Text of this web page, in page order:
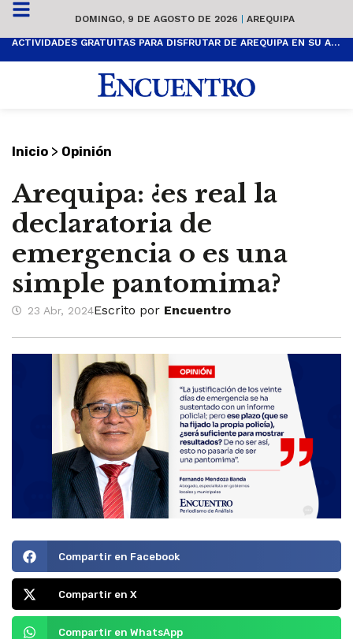
DOMINGO, 9 DE AGOSTO DE 2026 | AREQUIPA
ACTIVIDADES GRATUITAS PARA DISFRUTAR DE AREQUIPA EN SU ANIVERSARIO
Inicio > Opinión
Arequipa: ¿es real la
declaratoria de
emergencia o es una
simple pantomima?
23 Abr, 2024Escrito por Encuentro
Compartir en Facebook
Compartir en X
Compartir en WhatsApp